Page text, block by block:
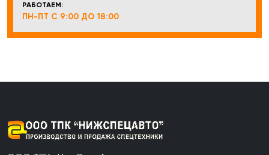
РАБОТАЕМ:
ПН-ПТ С 9:00 ДО 18:00